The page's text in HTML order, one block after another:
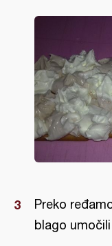
Preko
blago